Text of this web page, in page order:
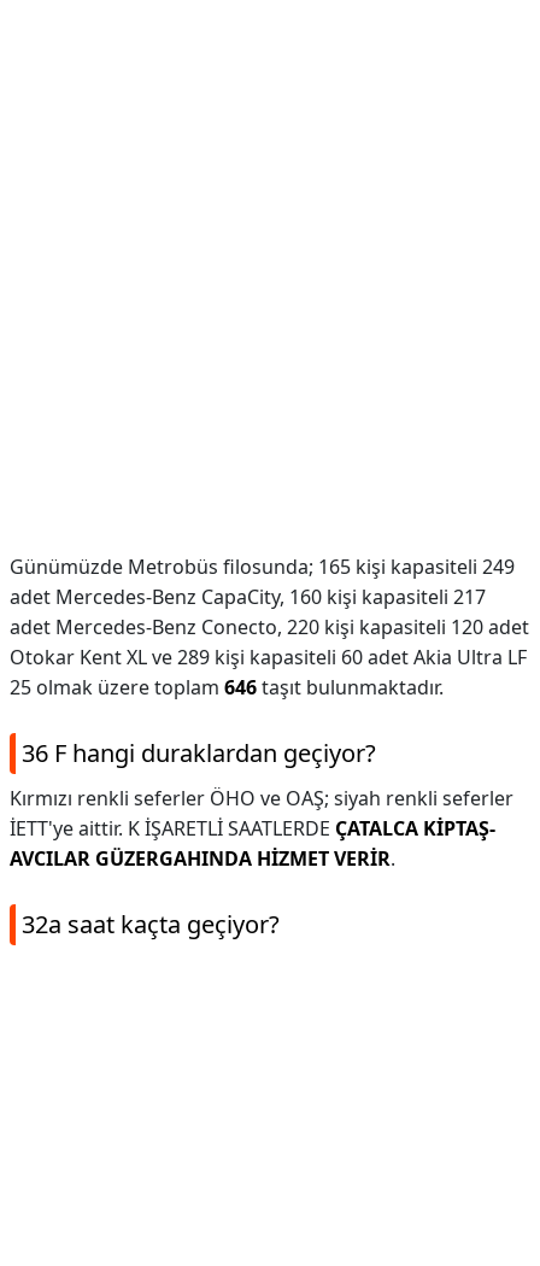
Günümüzde Metrobüs filosunda; 165 kişi kapasiteli 249
adet Mercedes-Benz CapaCity, 160 kişi kapasiteli 217
adet Mercedes-Benz Conecto, 220 kişi kapasiteli 120 adet
Otokar Kent XL ve 289 kişi kapasiteli 60 adet Akia Ultra LF
25 olmak üzere toplam 646taşıt bulunmaktadır.
36 F hangi duraklardan geçiyor?
Kırmızı renkli seferler ÖHO ve OAŞ; siyah renkli seferler
İETT'ye aittir. K İŞARETLİ SAATLERDE ÇATALCA KİPTAŞ-
AVCILAR GÜZERGAHINDA HİZMET VERİR.
32a saat kaçta geçiyor?